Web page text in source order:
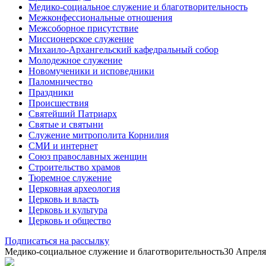
Медико-социальное служение и благотворительность
Межконфессиональные отношения
Межсоборное присутствие
Миссионерское служение
Михаило-Архангельский кафедральный собор
Молодежное служение
Новомученики и исповедники
Паломничество
Праздники
Происшествия
Святейший Патриарх
Святые и святыни
Служение митрополита Корнилия
СМИ и интернет
Союз православных женщин
Строительство храмов
Тюремное служение
Церковная археология
Церковь и власть
Церковь и культура
Церковь и общество
Подписаться на рассылку
Медико-социальное служение и благотворительность30